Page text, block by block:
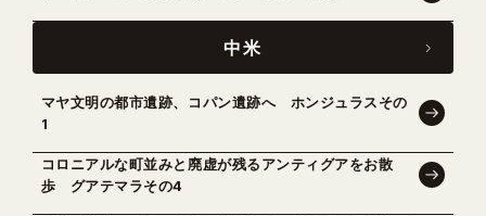
中米
マヤ文明の都市遺跡、コパン遺跡へ ホンジュラスその
1
コロニアルな町並みと廃虚が残るアンティグアをお散
歩 グアテマラその4